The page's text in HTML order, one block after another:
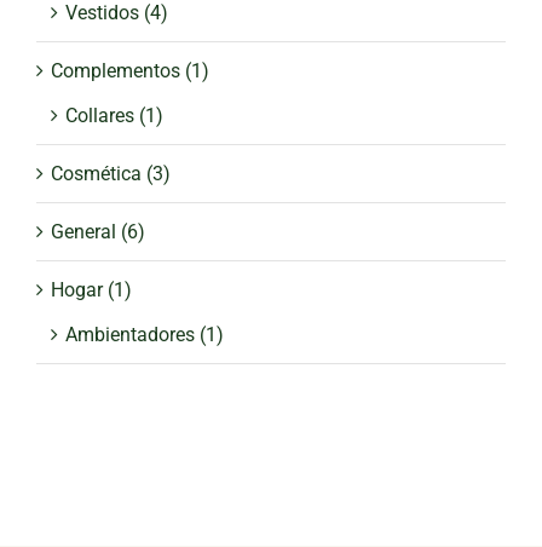
Vestidos (4)
Complementos (1)
Collares (1)
Cosmética (3)
General (6)
Hogar (1)
Ambientadores (1)